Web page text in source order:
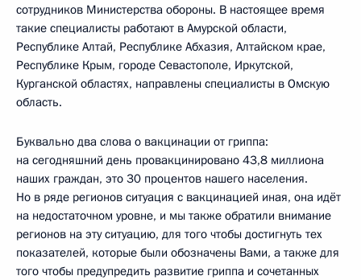
сотрудников Министерства обороны. В настоящее время
такие специалисты работают в Амурской области,
Республике Алтай, Республике Абхазия, Алтайском крае,
Республике Крым, городе Севастополе, Иркутской,
Курганской областях, направлены специалисты в Омскую
область.
Буквально два слова о вакцинации от гриппа:
на сегодняшний день провакцинировано 43,8 миллиона
наших граждан, это 30 процентов нашего населения.
Но в ряде регионов ситуация с вакцинацией иная, она идёт
на недостаточном уровне, и мы также обратили внимание
регионов на эту ситуацию, для того чтобы достигнуть тех
показателей, которые были обозначены Вами, а также для
того чтобы предупредить развитие гриппа и сочетанных